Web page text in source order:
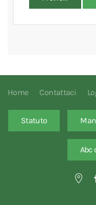
Home Contattaci
Statuto
Abc